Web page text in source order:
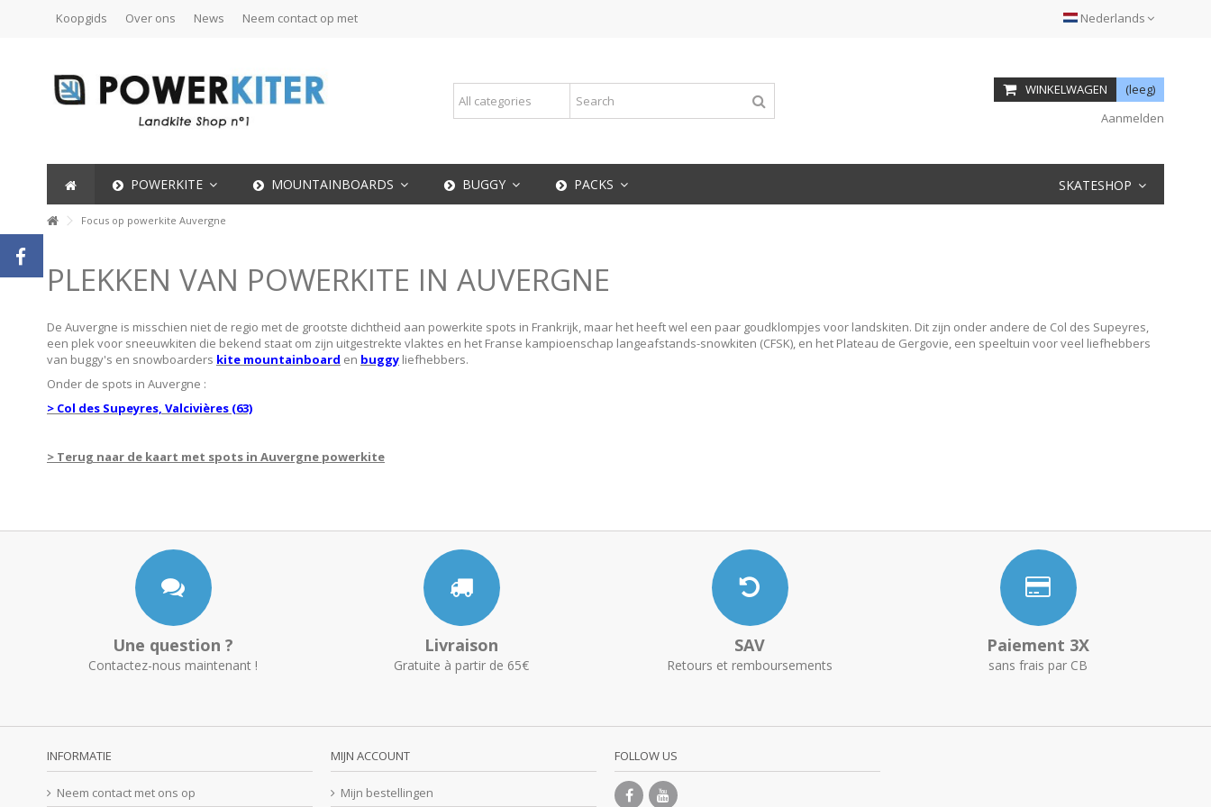
Nederlands
Koopgids Over ons News Neem contact op met
WINKELWAGEN
(leeg)
Aanmelden
POWERKITE MOUNTAINBOARDS BUGGY PACKS SKATESHOP
Focus op powerkite Auvergne
PLEKKEN VAN POWERKITE IN AUVERGNE
De Auvergne is misschien niet de regio met de grootste dichtheid aan powerkite spots in Frankrijk, maar het heeft wel een paar goudklompjes voor landskiten. Dit zijn onder andere de Col des Supeyres,
een plek voor sneeuwkiten die bekend staat om zijn uitgestrekte vlaktes en het Franse kampioenschap langeafstands-snowkiten (CFSK), en het Plateau de Gergovie, een speeltuin voor veel liefhebbers
van buggy's en snowboarders kite mountainboard en buggy liefhebbers.
Onder de spots in Auvergne :
> Col des Supeyres, Valcivières (63)
> Terug naar de kaart met spots in Auvergne powerkite
Une question ?
Contactez-nous maintenant !
Livraison
Gratuite à partir de 65€
SAV
Retours et remboursements
Paiement 3X
sans frais par CB
INFORMATIE
Neem contact met ons op
MIJN ACCOUNT
Mijn bestellingen
FOLLOW US